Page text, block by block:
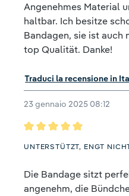
Angenehmes Material
haltbar. Ich besitze
Bandagen, sie ist auch
top Qualität. Danke!
Traduci la recensione in
23 gennaio 2025 08:12
Recensione con
UNTERSTÜTZT, ENGT
Die Bandage sitzt
angenehm, die